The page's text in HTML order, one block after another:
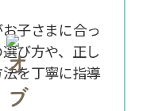
子さまに合っ
び方や、正し
を丁寧に指導